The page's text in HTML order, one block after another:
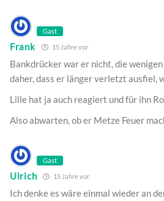
Gast
Frank 15 Jahre vor
Bankdrücker war er nicht, die
daher, dass er länger verletzt ausfiel,
Lille hat ja auch reagiert und für ihn
Also abwarten, ob er Metze Feuer
Gast
Ulrich 15 Jahre vor
Ich denke es wäre einmal wieder an